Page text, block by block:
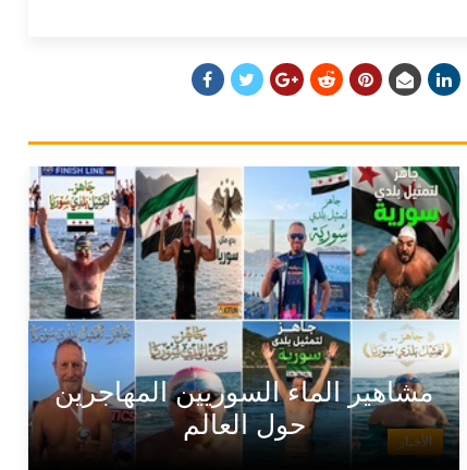
الأخبار
مشاهير الماء السوريين المهاجرين
حول العالم